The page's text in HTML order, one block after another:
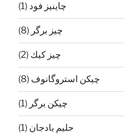
چاينيز فود (1)
چيز برگر (8)
چيز كيك (2)
چيكن استروگانوف (8)
چیکن برگر (1)
حليم بادجان (1)